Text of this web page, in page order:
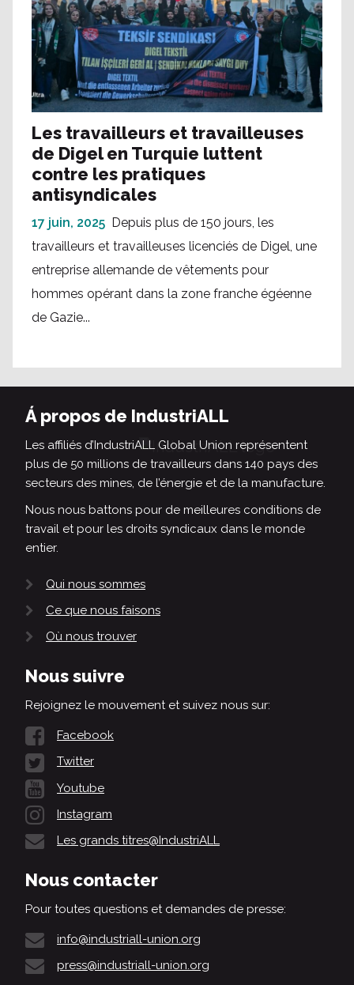
Les travailleurs et travailleuses
de Digel en Turquie luttent
contre les pratiques
antisyndicales
17 juin, 2025 Depuis plus de 150 jours, les
travailleurs et travailleuses licenciés de Digel, une
entreprise allemande de vêtements pour
hommes opérant dans la zone franche égéenne
de Gazie...
Á propos de IndustriALL
Les affiliés d’IndustriALL Global Union représentent
plus de 50 millions de travailleurs dans 140 pays des
secteurs des mines, de l’énergie et de la manufacture.
Nous nous battons pour de meilleures conditions de
travail et pour les droits syndicaux dans le monde
entier.
Qui nous sommes
Ce que nous faisons
Où nous trouver
Nous suivre
Rejoignez le mouvement et suivez nous sur:
Facebook
Twitter
Youtube
Instagram
Les grands titres@IndustriALL
Nous contacter
Pour toutes questions et demandes de presse:
info@industriall-union.org
press@industriall-union.org